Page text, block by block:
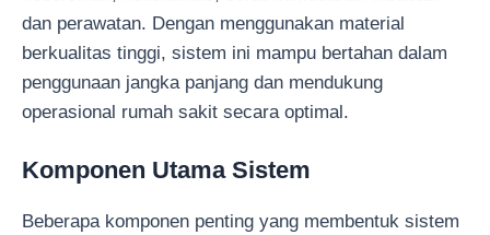
dan perawatan. Dengan menggunakan material
berkualitas tinggi, sistem ini mampu bertahan dalam
penggunaan jangka panjang dan mendukung
operasional rumah sakit secara optimal.
Komponen Utama Sistem
Beberapa komponen penting yang membentuk sistem